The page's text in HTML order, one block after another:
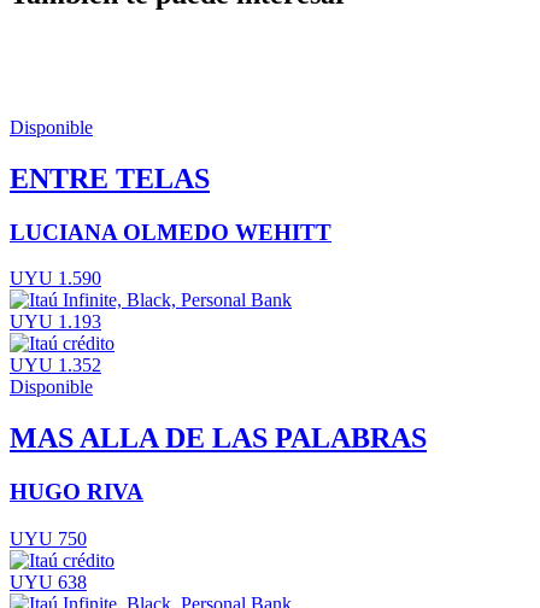
Disponible
ENTRE TELAS
LUCIANA OLMEDO WEHITT
UYU 1.590
UYU 1.193
UYU 1.352
Disponible
MAS ALLA DE LAS PALABRAS
HUGO RIVA
UYU 750
UYU 638